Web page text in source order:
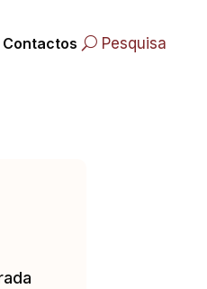
Contactos Pesquisa